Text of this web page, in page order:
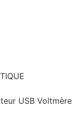
USB Voltmère